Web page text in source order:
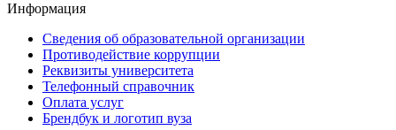
Информация
Сведения об образовательной организации
Противодействие коррупции
Реквизиты университета
Телефонный справочник
Оплата услуг
Брендбук и логотип вуза